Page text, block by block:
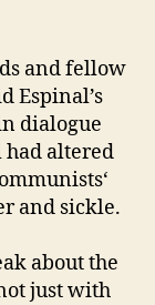
and fellow
Espinal’s
dialogue
altered
and sickle.
about the
just with